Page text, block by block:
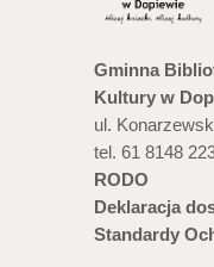
Gminna
Kultury w
ul.
tel. 61 8148
RODO
Deklaracja
Standardy